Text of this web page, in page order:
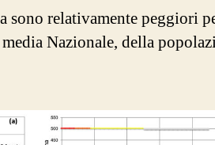
relativamente peggiori
Nazionale, della